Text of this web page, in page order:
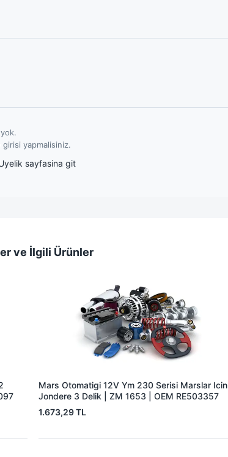
yapmalisiniz.
sayfasina git
ve İlgili Ürünler
Mars Otomatigi 12V Ym 230 Serisi Marslar Icin
Jondere 3 Delik | ZM 1653 | OEM RE503357
1.673,29 TL